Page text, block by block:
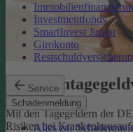
Investmentfonds
SmartInvest Junior
Girokonto
Service
Schadenmeldung
Alles zur
Mit den Tagegeldern der
Risiken bei